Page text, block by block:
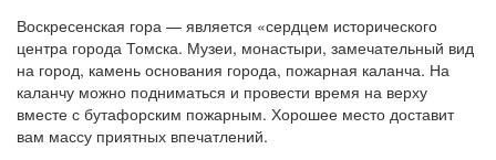
Воскресенская гора — является «сердцем исторического
центра города Томска. Музеи, монастыри, замечательный вид
на город, камень основания города, пожарная каланча. На
каланчу можно подниматься и провести время на верху
вместе с бутафорским пожарным. Хорошее место доставит
вам массу приятных впечатлений.